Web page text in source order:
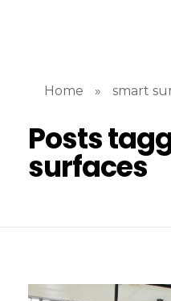
Home » smart
Posts
surfaces